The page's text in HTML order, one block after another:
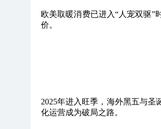
欧美取暖消费已进入“人宠双驱”
价。
2025年进入旺季，海外黑五与
化运营成为破局之路。